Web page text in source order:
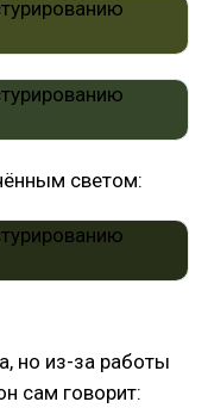
светом:
но из-за работы
сам говорит: